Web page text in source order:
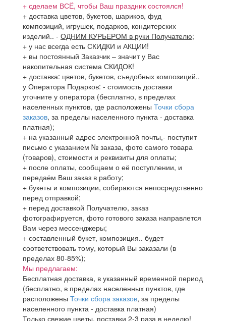
+ сделаем ВСЁ, чтобы Ваш праздник состоялся!
+ доставка цветов, букетов, шариков, фуд
композиций, игрушек, подарков, кондитерских
изделий.. - ОДНИМ КУРЬЕРОМ в руки Получателю;
+ у нас всегда есть СКИДКИ и АКЦИИ!
+ вы постоянный Заказчик – значит у Вас
накопительная система СКИДОК!
+ доставка: цветов, букетов, съедобных композиций..
у Оператора Подарков: - стоимость доставки
уточните у оператора (бесплатно, в пределах
населенных пунктов, где расположены Точки сбора
заказов, за пределы населенного пункта - доставка
платная);
+ на указанный адрес электронной почты,- поступит
письмо с указанием № заказа, фото самого товара
(товаров), стоимости и реквизиты для оплаты;
+ после оплаты, сообщаем о её поступлении, и
передаём Ваш заказ в работу;
+ букеты и композиции, собираются непосредственно
перед отправкой;
+ перед доставкой Получателю, заказ
фотографируется, фото готового заказа направлется
Вам через мессенджеры;
+ составленный букет, композиция.. будет
соответствовать тому, который Вы заказали (в
пределах 80-85%);
Мы предлагаем:
Бесплатная доставка, в указанный временной период
(бесплатно, в пределах населенных пунктов, где
расположены Точки сбора заказов, за пределы
населенного пункта - доставка платная)
Только свежие цветы, поставки 2-3 раза в неделю!